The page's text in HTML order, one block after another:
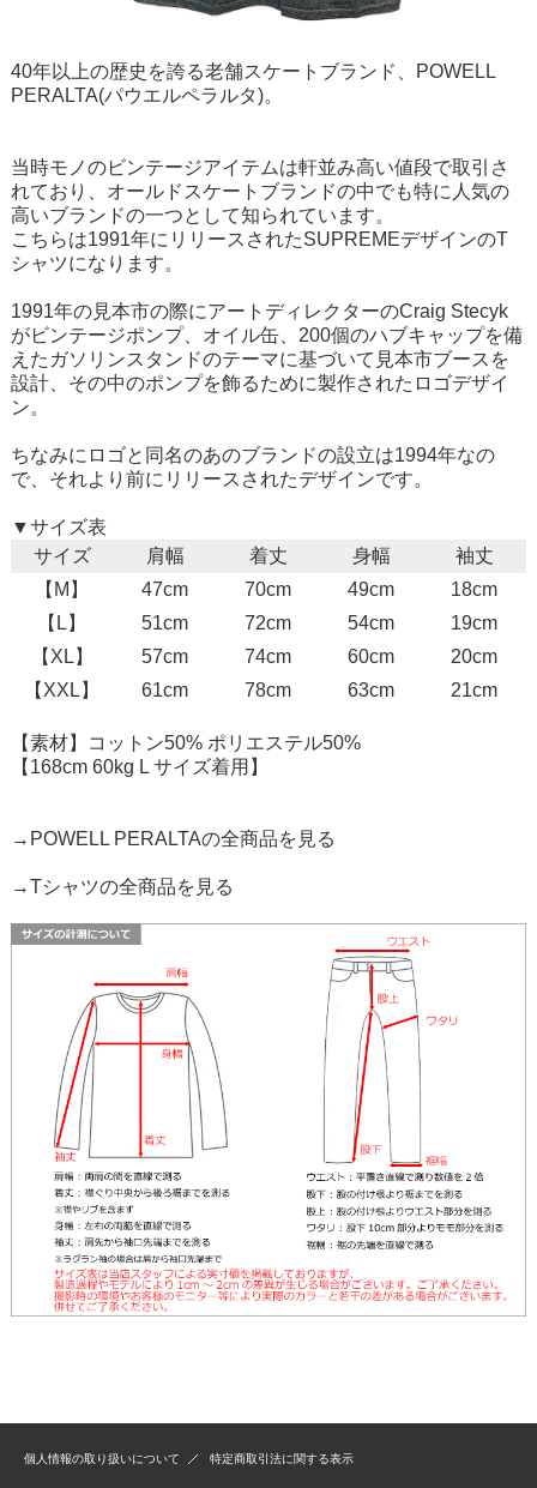
40年以上の歴史を誇る老舗スケートブランド、POWELL
PERALTA(パウエルペラルタ)。
当時モノのビンテージアイテムは軒並み高い値段で取引さ
れており、オールドスケートブランドの中でも特に人気の
高いブランドの一つとして知られています。
こちらは1991年にリリースされたSUPREMEデザインのT
シャツになります。
1991年の見本市の際にアートディレクターのCraig Stecyk
がビンテージポンプ、オイル缶、200個のハブキャップを備
えたガソリンスタンドのテーマに基づいて見本市ブースを
設計、その中のポンプを飾るために製作されたロゴデザイ
ン。
ちなみにロゴと同名のあのブランドの設立は1994年なの
で、それより前にリリースされたデザインです。
▼サイズ表
サイズ
肩幅 着丈 身幅
袖丈
【M】
47cm 70cm 49cm
18cm
【L】
51cm 72cm 54cm
19cm
【XL】
57cm 74cm 60cm
20cm
【XXL】
61cm 78cm 63cm 21cm
【素材】コットン50% ポリエステル50%
【168cm 60kg L サイズ着用】
→POWELL PERALTAの全商品を見る
→Tシャツの全商品を見る
個人情報の取り扱いについて 特定商取引法に関する表示